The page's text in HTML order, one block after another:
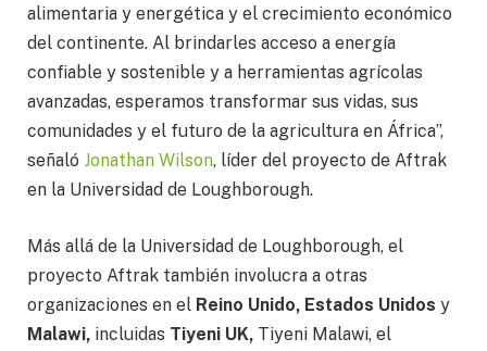
alimentaria y energética y el crecimiento económico
del continente. Al brindarles acceso a energía
confiable y sostenible y a herramientas agrícolas
avanzadas, esperamos transformar sus vidas, sus
comunidades y el futuro de la agricultura en África”,
señaló Jonathan Wilson, líder del proyecto de Aftrak
en la Universidad de Loughborough.
Más allá de la Universidad de Loughborough, el
proyecto Aftrak también involucra a otras
organizaciones en el Reino Unido, Estados Unidos y
Malawi, incluidas Tiyeni UK, Tiyeni Malawi, el